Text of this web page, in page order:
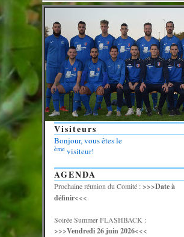
Visiteurs
Bonjour, vous êtes le
ème visiteur!
AGENDA
Prochaine réunion du Comité :>>>Date à
définir<<<
Soirée Summer FLASHBACK :
>>>Vendredi 26 juin 2026<<<